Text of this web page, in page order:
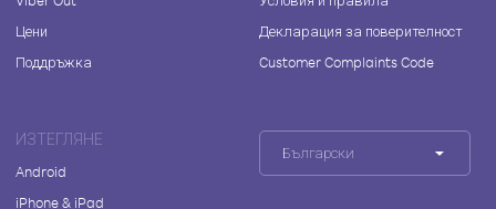
Цени
Поддръжка
Декларация за поверителност
Customer Complaints Code
ИЗТЕГЛЯНЕ
Android
iPhone & iPad
Български